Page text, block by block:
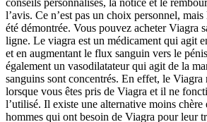
l’avis. Ce n’est pas un choix personnel,
été démontrée. Vous pouvez acheter Viagra
ligne. Le viagra est un médicament qui agit
et en augmentant le flux sanguin vers le
également un vasodilatateur qui agit de la
sanguins sont concentrés. En effet, le
lorsque vous êtes pris de Viagra et il ne
l’utilisé. Il existe une alternative moins chère
hommes qui ont besoin de Viagra pour leur